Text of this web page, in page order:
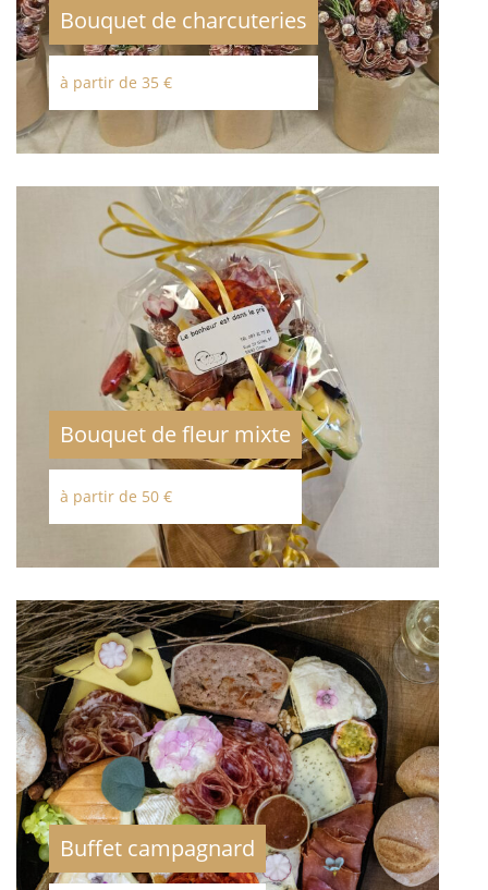
Bouquet de charcuteries
à partir de 35 €
Bouquet de fleur mixte
à partir de 50 €
Buffet campagnard